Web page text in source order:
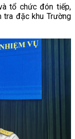
tổ chức đón tiếp,
tra đặc khu Trường